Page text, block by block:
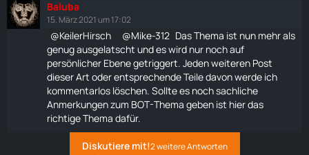
Baluba
15. März 2021 um 17:02
KeilerHirsch Mike-312 Das Thema ist nun mehr als
genug ausgelatscht und es wird nur noch auf
persönlicher Ebene getriggert. Jeden weiteren Post
dieser Art oder entsprechende Teile davon werde ich
kommentarlos löschen. Sollte es noch sachliche
Anmerkungen zum BOT-Thema geben ist hierdas
richtige Thema dafür.
Diskutiere mit!2 weitere Antworten